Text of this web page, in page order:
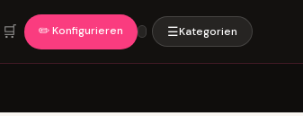
🛒 ✏️ Konfigurieren ☰Kategorien